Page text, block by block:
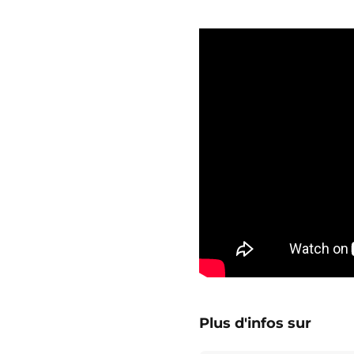
Plus d'infos sur